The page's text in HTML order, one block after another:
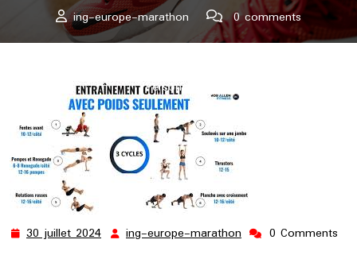
ing-europe-marathon
0 comments
ing-europe-marathon.lu>>Uncategorized>> Optimisez
Personnalisé
30 juillet 2024 30 ing-europe-marathon ing- 0 Comments